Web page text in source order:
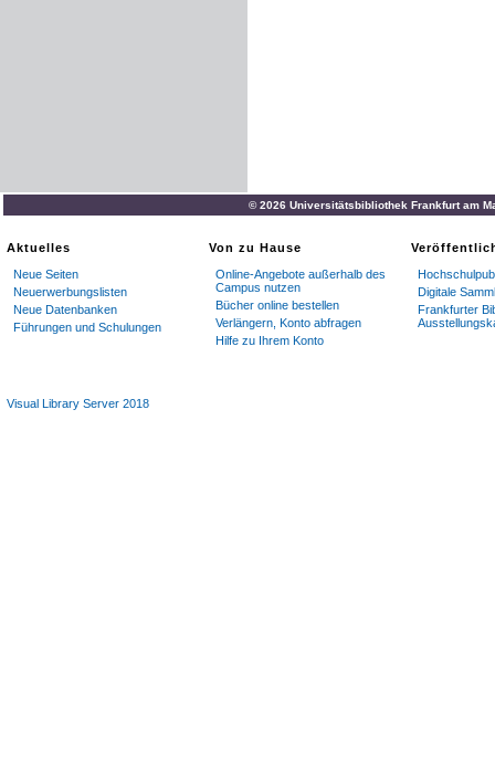
© 2026 Universitätsbibliothek Frankfurt am
Aktuelles
Neue Seiten
Neuerwerbungslisten
Neue Datenbanken
Führungen und Schulungen
Von zu Hause
Online-Angebote außerhalb des
Campus nutzen
Bücher online bestellen
Verlängern, Konto abfragen
Hilfe zu Ihrem Konto
Digitale
Frankfurter
Visual Library Server 2018